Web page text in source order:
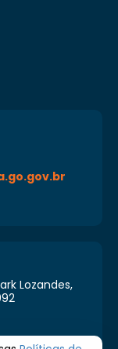
Lozandes,